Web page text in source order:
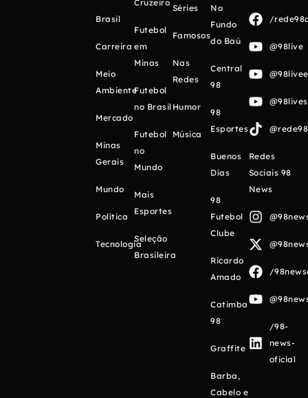
Brasil
Carreira
Meio
Ambiente
Mercado
Minas
Gerais
Mundo
Política
Tecnologia
Cruzeiro
Futebol
em
Minas
Futebol
no Brasil
Futebol
no
Mundo
Mais
Esportes
Seleção
Brasileira
Séries
Famosos
Nas
Redes
Humor
Música
No
Fundo
do Baú
Central
98
98
Esportes
Buenos
Días
98
Futebol
Clube
Ricardo
Amado
Catimba
98
Graffite
Barba,
Cabelo e
/
@98live
Redes
Sociais 98
News
/
/98-
news-
oficial